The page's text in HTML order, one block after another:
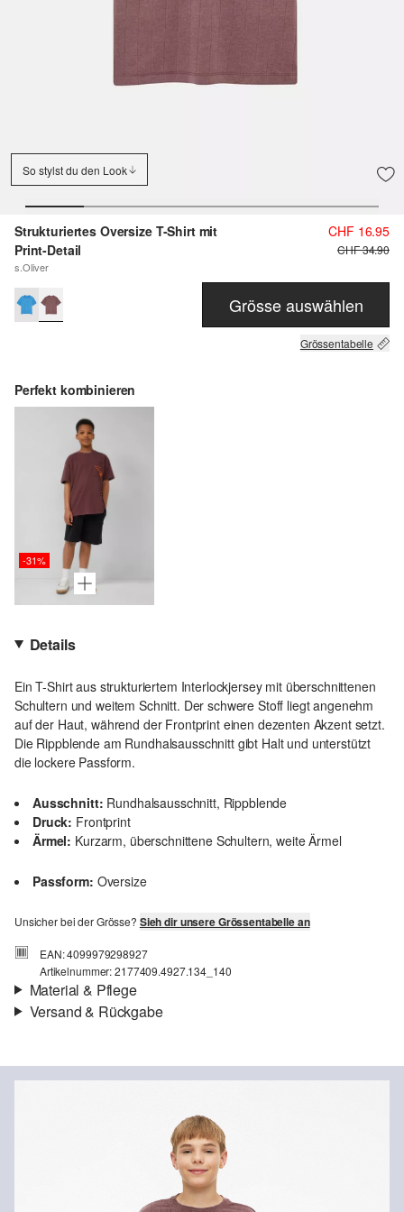
So stylst du den Look
Strukturiertes Oversize T-Shirt mit
Print-Detail
s.Oliver
CHF 16.95
CHF 34.90
Grösse auswählen
Grössentabelle
Perfekt kombinieren
-31%
Details
Ein T-Shirt aus strukturiertem Interlockjersey mit überschnittenen
Schultern und weitem Schnitt. Der schwere Stoff liegt angenehm
auf der Haut, während der Frontprint einen dezenten Akzent setzt.
Die Rippblende am Rundhalsausschnitt gibt Halt und unterstützt
die lockere Passform.
Ausschnitt: Rundhalsausschnitt, Rippblende
Druck: Frontprint
Ärmel: Kurzarm, überschnittene Schultern, weite Ärmel
Passform: Oversize
Unsicher bei der Grösse? Sieh dir unsere Grössentabelle an
EAN: 4099979298927
Artikelnummer: 2177409.4927.134_140
Material & Pflege
Material: Baumwollmix
Versand & Rückgabe
Deine Bestellung wird innerhalb von 4–5 Werktagen per SwissPost
Du kannst deine Artikel innerhalb von 14 Tagen kostenlos an uns